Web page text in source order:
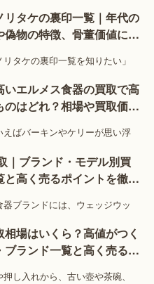
イン」の中でも特筆すべ
ツァルト作曲の同名オペ
の「魔笛」です。
プ・ブラック（現在は廃
プレートの裏には魔笛の
やティーポットなどのテ
ります。
ゴールドタイプには高い
の有名ファッションブラ
リタケの裏印一覧｜年代の
偽物の特徴、骨董価値につ
リタケの裏印一覧を知りたい」
いエルメス食器の買取で高
のはどれ？相場や買取価格
えばバーキンやケリーが思い浮
｜ブランド・モデル別買
と高く売るポイントを徹底
ブランドには、ウェッジウッ
相場はいくら？高値がつく
ブランド一覧と高く売るコ
し入れから、古い壺や茶碗、